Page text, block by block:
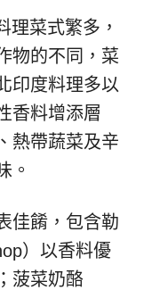
理菜式繁多，
物的不同，菜
印度料理多以
香料增添層
熱帶蔬菜及辛
。
佳餚，包含勒
）以香料優
菠菜奶酪